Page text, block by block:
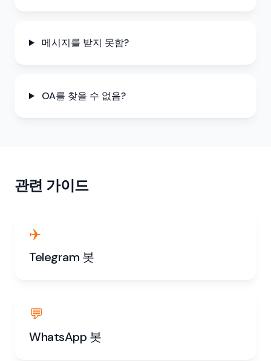
메시지를 받지 못함?
OA를 찾을 수 없음?
관련 가이드
✈️
Telegram 봇
💬
WhatsApp 봇